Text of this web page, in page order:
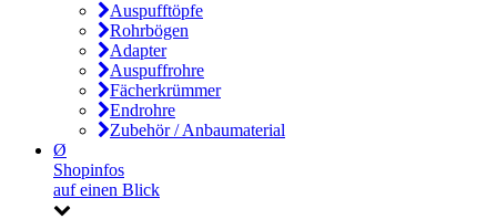
Auspufftöpfe
Rohrbögen
Adapter
Auspuffrohre
Fächerkrümmer
Endrohre
Zubehör / Anbaumaterial
Ø
Shopinfos
auf einen Blick